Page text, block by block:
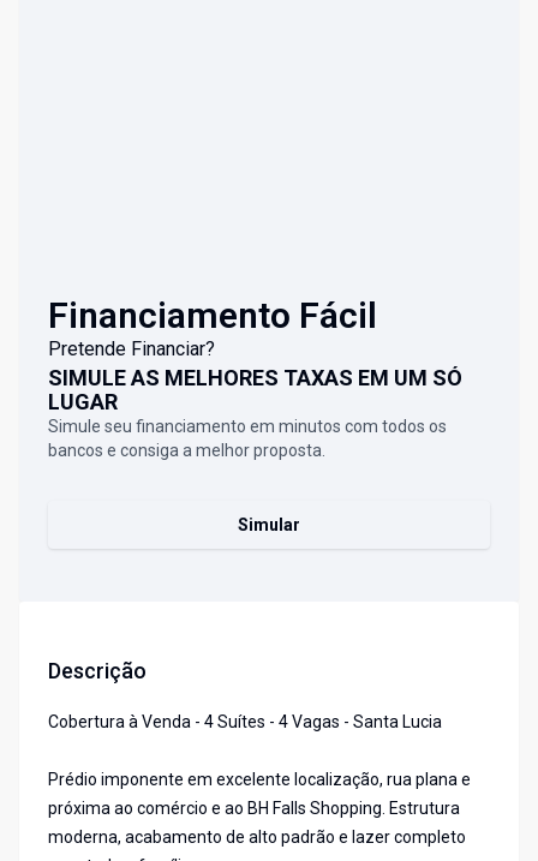
Financiamento Fácil
Pretende Financiar?
SIMULE AS MELHORES TAXAS EM UM SÓ
LUGAR
Simule seu financiamento em minutos com todos os
bancos e consiga a melhor proposta.
Simular
Descrição
Cobertura à Venda - 4 Suítes - 4 Vagas - Santa Lucia
Prédio imponente em excelente localização, rua plana e
próxima ao comércio e ao BH Falls Shopping. Estrutura
moderna, acabamento de alto padrão e lazer completo